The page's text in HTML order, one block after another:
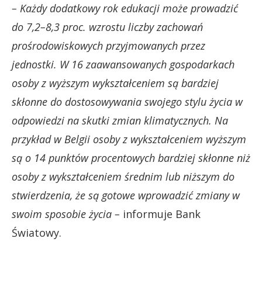
– Każdy dodatkowy rok edukacji może prowadzić
do 7,2–8,3 proc. wzrostu liczby zachowań
prośrodowiskowych przyjmowanych przez
jednostki. W 16 zaawansowanych gospodarkach
osoby z wyższym wykształceniem są bardziej
skłonne do dostosowywania swojego stylu życia w
odpowiedzi na skutki zmian klimatycznych. Na
przykład w Belgii osoby z wykształceniem wyższym
są o 14 punktów procentowych bardziej skłonne niż
osoby z wykształceniem średnim lub niższym do
stwierdzenia, że są gotowe wprowadzić zmiany w
swoim sposobie życia – informuje Bank
Światowy.